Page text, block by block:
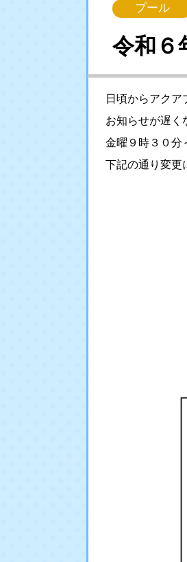
プール
令和６
日頃からアクア
お知らせが遅く
金曜９時３０分
下記の通り変更